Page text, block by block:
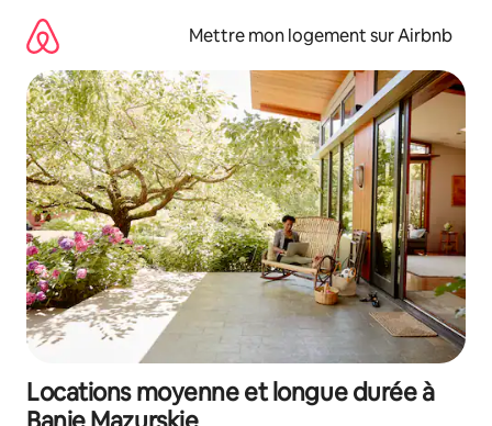
directement
contenu
Mettre mon logement sur Airbnb
Locations moyenne et longue durée à